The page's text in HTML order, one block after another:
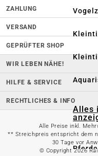
Alles
ZAHLUNG
VERSAND
GEPRÜFTER SHOP
WIR LEBEN NÄHE!
HILFE & SERVICE
RECHTLICHES & INFO
Alle Preise inkl.
** Streichpreis entspricht dem
30 Tage vor
© Copyright 2026